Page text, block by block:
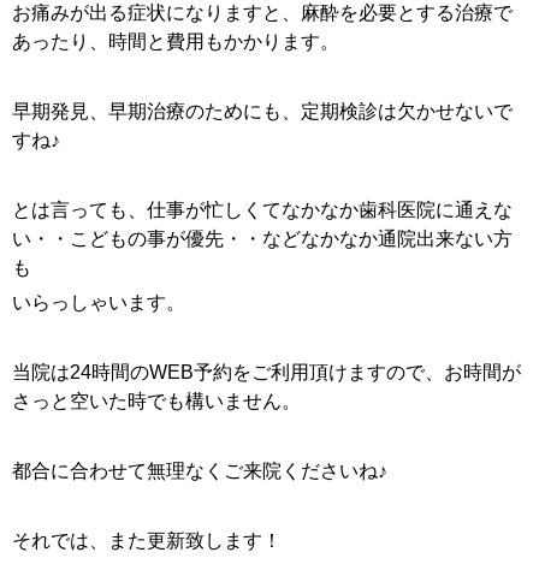
お痛みが出る症状になりますと、麻酔を必要とする治療で
あったり、時間と費用もかかります。
早期発見、早期治療のためにも、定期検診は欠かせないで
すね♪
とは言っても、仕事が忙しくてなかなか歯科医院に通えな
い・・こどもの事が優先・・などなかなか通院出来ない方
も
いらっしゃいます。
当院は24時間のWEB予約をご利用頂けますので、お時間が
さっと空いた時でも構いません。
都合に合わせて無理なくご来院くださいね♪
それでは、また更新致します！